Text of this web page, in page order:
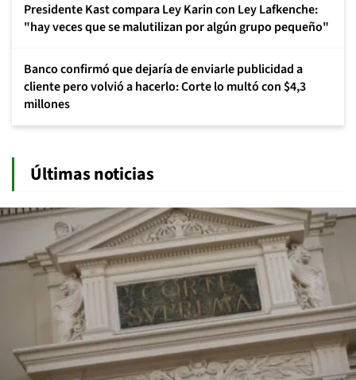
Presidente Kast compara Ley Karin con Ley Lafkenche:
"hay veces que se malutilizan por algún grupo pequeño"
Banco confirmó que dejaría de enviarle publicidad a
cliente pero volvió a hacerlo: Corte lo multó con $4,3
millones
Últimas noticias